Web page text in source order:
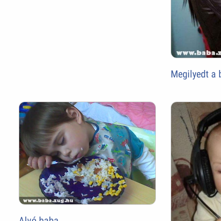
Megilyedt a